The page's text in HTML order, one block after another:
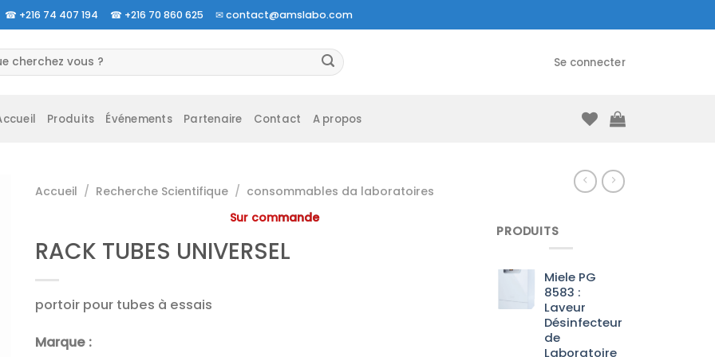
☎ +216 74 407 194 ☎ +216 70 860 625 ✉contact@amslabo.com
Se connecter
Produits Événements Partenaire Contact A propos
Accueil / Recherche Scientifique / consommables da laboratoires
Sur commande
RACK TUBES UNIVERSEL
portoir pour tubes à essais
Marque :
PRODUITS
Miele PG
8583 :
Laveur
Désinfecteur
de
Laboratoire